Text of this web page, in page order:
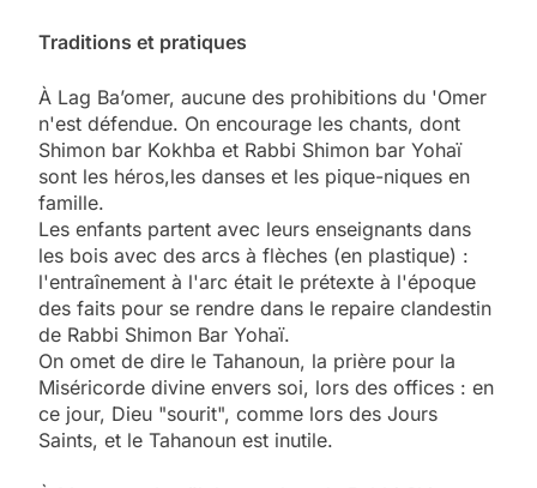
Traditions et pratiques
À Lag Ba’omer, aucune des prohibitions du 'Omer
n'est défendue. On encourage les chants, dont
Shimon bar Kokhba et Rabbi Shimon bar Yohaï
sont les héros,les danses et les pique-niques en
famille.
Les enfants partent avec leurs enseignants dans
les bois avec des arcs à flèches (en plastique) :
l'entraînement à l'arc était le prétexte à l'époque
des faits pour se rendre dans le repaire clandestin
de Rabbi Shimon Bar Yohaï.
On omet de dire le Tahanoun, la prière pour la
Miséricorde divine envers soi, lors des offices : en
ce jour, Dieu "sourit", comme lors des Jours
Saints, et le Tahanoun est inutile.